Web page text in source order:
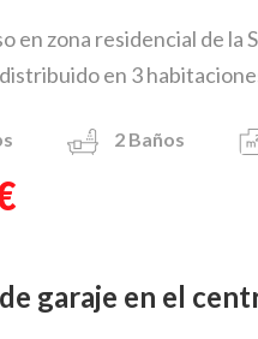
en zona residencial de
en 3
2 Baños
de garaje en el